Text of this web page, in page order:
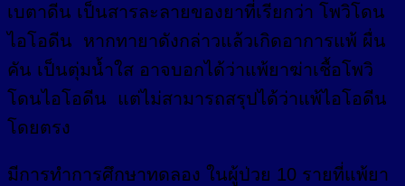
เบตาดีน เป็นสารละลายของยาที่เรียกว่า โพวิโดน
ไอโอดีน หากทายาดังกล่าวแล้วเกิดอาการแพ้ ผื่น
คัน เป็นตุ่มน้ำใส อาจบอกได้ว่าแพ้ยาฆ่าเชื้อโพวิ
โดนไอโอดีน แต่ไม่สามารถสรุปได้ว่าแพ้ไอโอดีน
โดยตรง
มีการทำการศึกษาทดลอง ในผู้ป่วย 10 รายที่แพ้ยา